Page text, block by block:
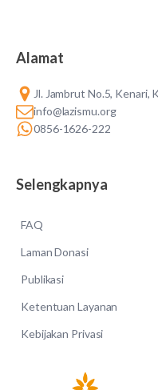
Alamat
Jl. Jambrut No.5, Kenari,
info@lazismu.org
0856-1626-222
Selengkapnya
FAQ
Laman Donasi
Publikasi
Ketentuan Layanan
Kebijakan Privasi